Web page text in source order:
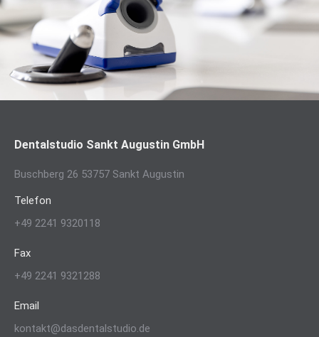
Dentalstudio Sankt Augustin GmbH
Buschberg 26 53757 Sankt Augustin
Telefon
+49 2241 9320118
Fax
+49 2241 9321288
Email
kontakt@dasdentalstudio.de